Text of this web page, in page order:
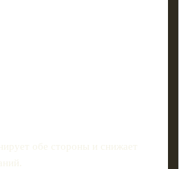
обе стороны и снижает